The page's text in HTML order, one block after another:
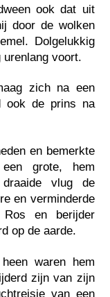
ook dat uit
door de wolken
Dolgelukkig
voort.
zich na een
ook de prins na
en bemerkte
grote, hem
vlug de
en verminderde
en berijder
op de aarde.
waren hem
zijn van zijn
van een